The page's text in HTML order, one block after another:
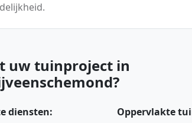
uw tuinproject in
diensten: Oppervlakte